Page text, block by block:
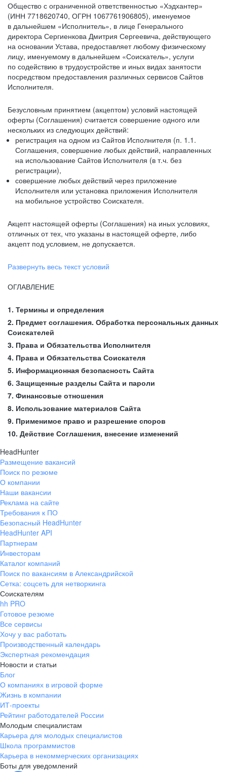
Общество с ограниченной ответственностью «Хэдхантер»
(ИНН 7718620740, ОГРН 1067761906805), именуемое
в дальнейшем «Исполнитель», в лице Генерального
директора Сергиенкова Дмитрия Сергеевича, действующего
на основании Устава, предоставляет любому физическому
лицу, именуемому в дальнейшем «Соискатель», услуги
по содействию в трудоустройстве и иных видах занятости
посредством предоставления различных сервисов Сайтов
Исполнителя.
Безусловным принятием (акцептом) условий настоящей
оферты (Соглашения) считается совершение одного или
нескольких из следующих действий:
регистрация на одном из Сайтов Исполнителя (п. 1.1.
Соглашения, совершение любых действий, направленных
на использование Сайтов Исполнителя (в т.ч. без
регистрации),
совершение любых действий через приложение
Исполнителя или установка приложения Исполнителя
на мобильное устройство Соискателя.
Акцепт настоящей оферты (Соглашения) на иных условиях,
отличных от тех, что указаны в настоящей оферте, либо
акцепт под условием, не допускается.
Развернуть весь текст условий
ОГЛАВЛЕНИЕ
1. Термины и определения
2. Предмет соглашения. Обработка персональных данных
Соискателей
3. Права и Обязательства Исполнителя
4. Права и Обязательства Соискателя
5. Информационная безопасность Сайта
6. Защищенные разделы Сайта и пароли
7. Финансовые отношения
8. Использование материалов Сайта
9. Применимое право и разрешение споров
10. Действие Соглашения, внесение изменений
HeadHunter
Размещение вакансий
Поиск по резюме
О компании
Наши вакансии
Реклама на сайте
Требования к ПО
Безопасный HeadHunter
HeadHunter API
Партнерам
Инвесторам
Каталог компаний
Поиск по вакансиям в Александрийской
Сетка: соцсеть для нетворкинга
Соискателям
hh PRO
Готовое резюме
Все сервисы
Хочу у вас работать
Производственный календарь
Экспертная рекомендация
Новости и статьи
Блог
О компаниях в игровой форме
Жизнь в компании
ИТ-проекты
Рейтинг работодателей России
Молодым специалистам
Карьера для молодых специалистов
Школа программистов
Карьера в некоммерческих организациях
Боты для уведомлений